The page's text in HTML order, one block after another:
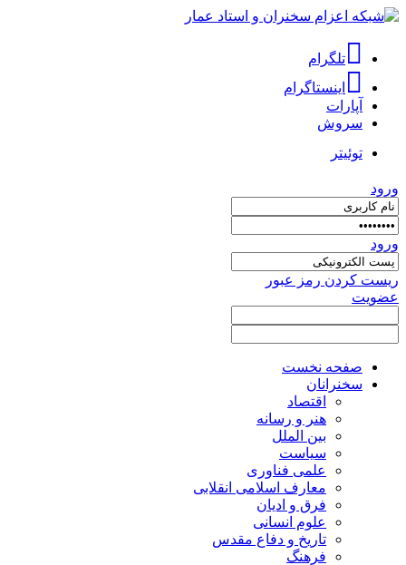
تلگرام
اینستاگرام
آپارات
سروش
توئیتر
ورود
ورود
ریست کردن رمز عبور
عضویت
صفحه نخست
سخنرانان
اقتصاد
هنر و رسانه
بین الملل
سیاست
علمی فناوری
معارف اسلامی انقلابی
فرق و ادیان
علوم انسانی
تاریخ و دفاع مقدس
فرهنگ